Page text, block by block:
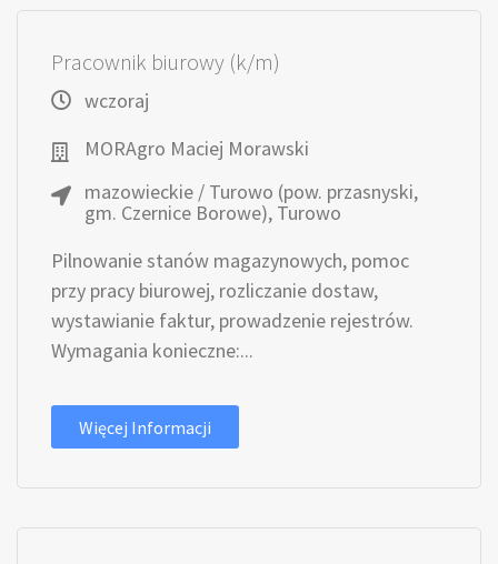
Pracownik biurowy (k/m)
wczoraj
MORAgro Maciej Morawski
mazowieckie / Turowo (pow. przasnyski,
gm. Czernice Borowe), Turowo
Pilnowanie stanów magazynowych, pomoc
przy pracy biurowej, rozliczanie dostaw,
wystawianie faktur, prowadzenie rejestrów.
Wymagania konieczne:...
Więcej Informacji